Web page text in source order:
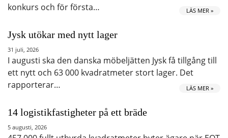
konkurs och för första…
LÄS MER »
Jysk utökar med nytt lager
31 juli, 2026
I augusti ska den danska möbeljätten Jysk få tillgång till
ett nytt och 63 000 kvadratmeter stort lager. Det
rapporterar…
LÄS MER »
14 logistikfastigheter på ett bräde
5 augusti, 2026